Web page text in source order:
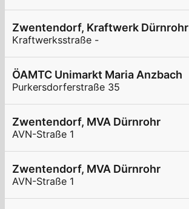
Zwentendorf, Kraftwerk Dürnrohr
Kraftwerksstraße -
ÖAMTC Unimarkt Maria Anzbach
Purkersdorferstraße 35
Zwentendorf, MVA Dürnrohr
AVN-Straße 1
Zwentendorf, MVA Dürnrohr
AVN-Straße 1